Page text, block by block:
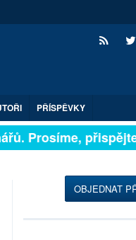
PŘÍSPĚVKY
Prosíme, přispějte.
OBJEDNAT